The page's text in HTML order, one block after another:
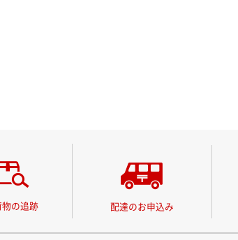
の追跡 配達のお申込み